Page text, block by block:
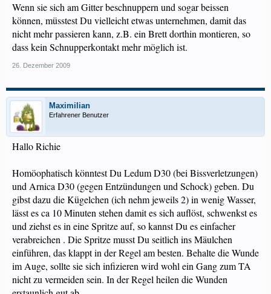
Wenn sie sich am Gitter beschnuppern und sogar beissen
können, müsstest Du vielleicht etwas unternehmen, damit das
nicht mehr passieren kann, z.B. ein Brett dorthin montieren, so
dass kein Schnupperkontakt mehr möglich ist.
26. Dezember 2009
Maximilian
Erfahrener Benutzer
Hallo Richie
Homöophatisch könntest Du Ledum D30 (bei Bissverletzungen)
und Arnica D30 (gegen Entzündungen und Schock) geben. Du
gibst dazu die Kügelchen (ich nehm jeweils 2) in wenig Wasser,
lässt es ca 10 Minuten stehen damit es sich auflöst, schwenkst es
und ziehst es in eine Spritze auf, so kannst Du es einfacher
verabreichen . Die Spritze musst Du seitlich ins Mäulchen
einführen, das klappt in der Regel am besten. Behalte die Wunde
im Auge, sollte sie sich infizieren wird wohl ein Gang zum TA
nicht zu vermeiden sein. In der Regel heilen die Wunden